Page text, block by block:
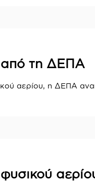
από τη ΔΕΠΑ
αερίου, η ΔΕΠΑ